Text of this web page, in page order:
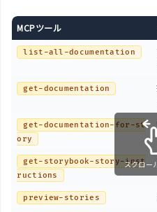
MCPツール
list-all-documentation
get-documentation
get-documentation-for-st
ory
get-storybook-story-inst
ructions
preview-stories
スクロー